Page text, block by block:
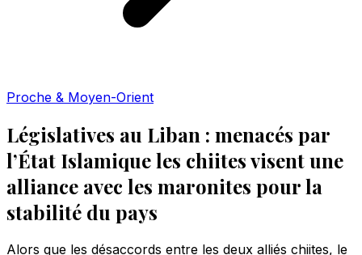
Proche & Moyen-Orient
Législatives au Liban : menacés par
l’État Islamique les chiites visent une
alliance avec les maronites pour la
stabilité du pays
Alors que les désaccords entre les deux alliés chiites, le